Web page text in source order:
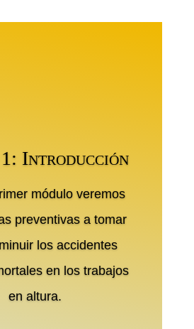
Introducción
módulo veremos
preventivas a tomar
los accidentes
en los trabajos
en altura.